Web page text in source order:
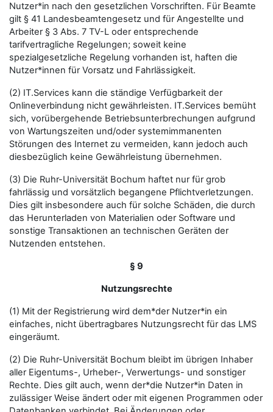
Nutzer*in nach den gesetzlichen Vorschriften. Für Beamte
gilt § 41 Landesbeamtengesetz und für Angestellte und
Arbeiter § 3 Abs. 7 TV-L oder entsprechende
tarifvertragliche Regelungen; soweit keine
spezialgesetzliche Regelung vorhanden ist, haften die
Nutzer*innen für Vorsatz und Fahrlässigkeit.
(2) IT.Services kann die ständige Verfügbarkeit der
Onlineverbindung nicht gewährleisten. IT.Services bemüht
sich, vorübergehende Betriebsunterbrechungen aufgrund
von Wartungszeiten und/oder systemimmanenten
Störungen des Internet zu vermeiden, kann jedoch auch
diesbezüglich keine Gewährleistung übernehmen.
(3) Die Ruhr-Universität Bochum haftet nur für grob
fahrlässig und vorsätzlich begangene Pflichtverletzungen.
Dies gilt insbesondere auch für solche Schäden, die durch
das Herunterladen von Materialien oder Software und
sonstige Transaktionen an technischen Geräten der
Nutzenden entstehen.
§ 9
Nutzungsrechte
(1) Mit der Registrierung wird dem*der Nutzer*in ein
einfaches, nicht übertragbares Nutzungsrecht für das LMS
eingeräumt.
(2) Die Ruhr-Universität Bochum bleibt im übrigen Inhaber
aller Eigentums-, Urheber-, Verwertungs- und sonstiger
Rechte. Dies gilt auch, wenn der*die Nutzer*in Daten in
zulässiger Weise ändert oder mit eigenen Programmen oder